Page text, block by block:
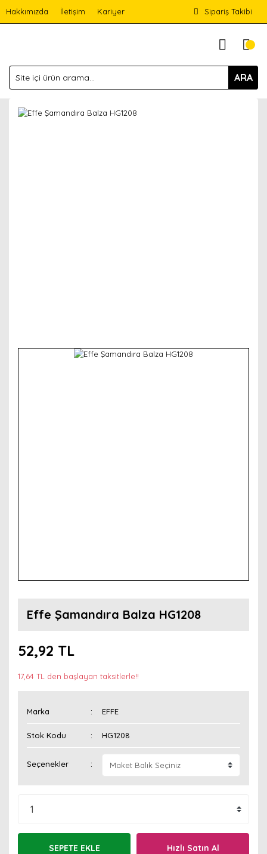
Hakkımızda İletişim Kariyer Sipariş Takibi
ARA
Effe Şamandıra Balza HG1208
52,92 TL
17,64 TL den başlayan taksitlerle!!
Marka EFFE
Stok Kodu HG1208
Seçenekler
SEPETE EKLE Hızlı Satın Al